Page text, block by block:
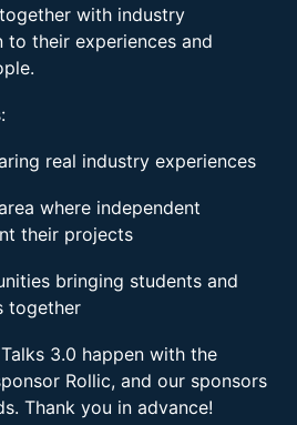
with industry
to their experiences and
real industry experiences
where independent
their projects
bringing students and
together
3.0 happen with the
Rollic, and our sponsors
Thank you in advance!